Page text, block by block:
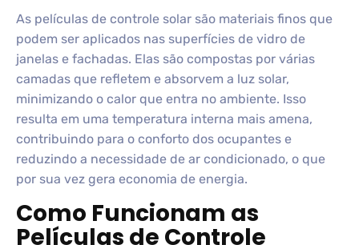
As películas de controle solar são materiais finos que
podem ser aplicados nas superfícies de vidro de
janelas e fachadas. Elas são compostas por várias
camadas que refletem e absorvem a luz solar,
minimizando o calor que entra no ambiente. Isso
resulta em uma temperatura interna mais amena,
contribuindo para o conforto dos ocupantes e
reduzindo a necessidade de ar condicionado, o que
por sua vez gera economia de energia.
Como Funcionam as
Películas de Controle